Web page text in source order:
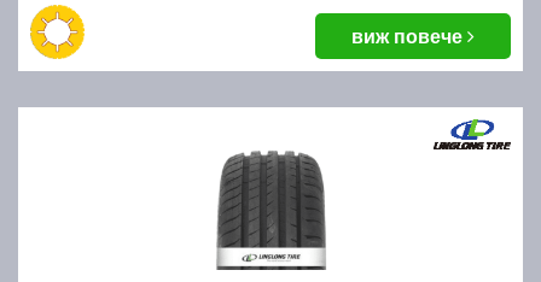
виж повече